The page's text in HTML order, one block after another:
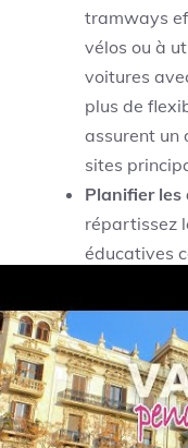
tramways
vélos ou à
voitures
plus de
assurent un
sites
Planifier les
répartissez
éducatives
plage.
régulières
jeunes.
Gérer le
vos billets